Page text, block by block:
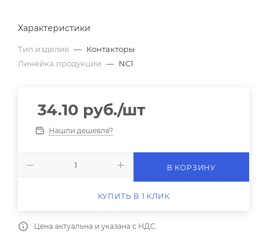
Характеристики
Тип изделия — Контакторы
Линейка продукции — NC1
34.10 руб./шт
Нашли дешевле?
В КОРЗИНУ
КУПИТЬ В 1 КЛИК
Цена актуальна и указана с НДС.